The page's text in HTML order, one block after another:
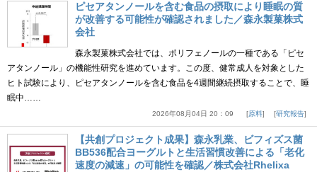
ピセアタンノールを含む食品の摂取により睡眠の質
が改善する可能性が確認されました／森永製菓株式
会社
森永製菓株式会社では、ポリフェノールの一種である「ピセ
アタンノール」の機能性研究を進めています。この度、健常成人を対象とした
ヒト試験により、ピセアタンノールを含む食品を4週間継続摂取することで、睡
眠中……
2026年08月04日 20：09 原料 研究報告
【共創プロジェクト成果】森永乳業、ビフィズス菌
BB536配合ヨーグルトと生活習慣改善による「老化
速度の減速」の可能性を確認／株式会社Rhelixa